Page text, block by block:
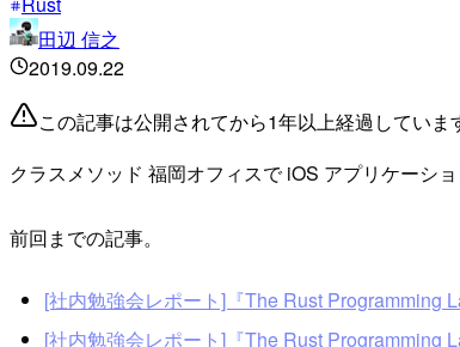
田辺 信之
2019.09.22
この記事は公開されてから1年以上経過してい
クラスメソッド 福岡オフィスで iOS アプリケーシ
前回までの記事。
[社内勉強会レポート]『The Rust Programming
[社内勉強会レポート]『The Rust Programming